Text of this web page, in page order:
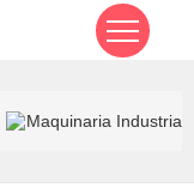
Maquinaria Industrial